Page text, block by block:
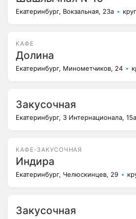
Екатеринбург, Вокзальная, 23а
КАФЕ
Долина
Екатеринбург, Минометчиков, 24
Закусочная
Екатеринбург, 3 Интернационала, 15а
КАФЕ-ЗАКУСОЧНАЯ
Индира
Екатеринбург, Челюскинцев, 29
Закусочная